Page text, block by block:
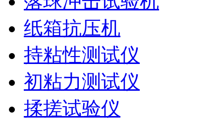
纸箱抗压机
持粘性测试仪
初粘力测试仪
揉搓试验仪